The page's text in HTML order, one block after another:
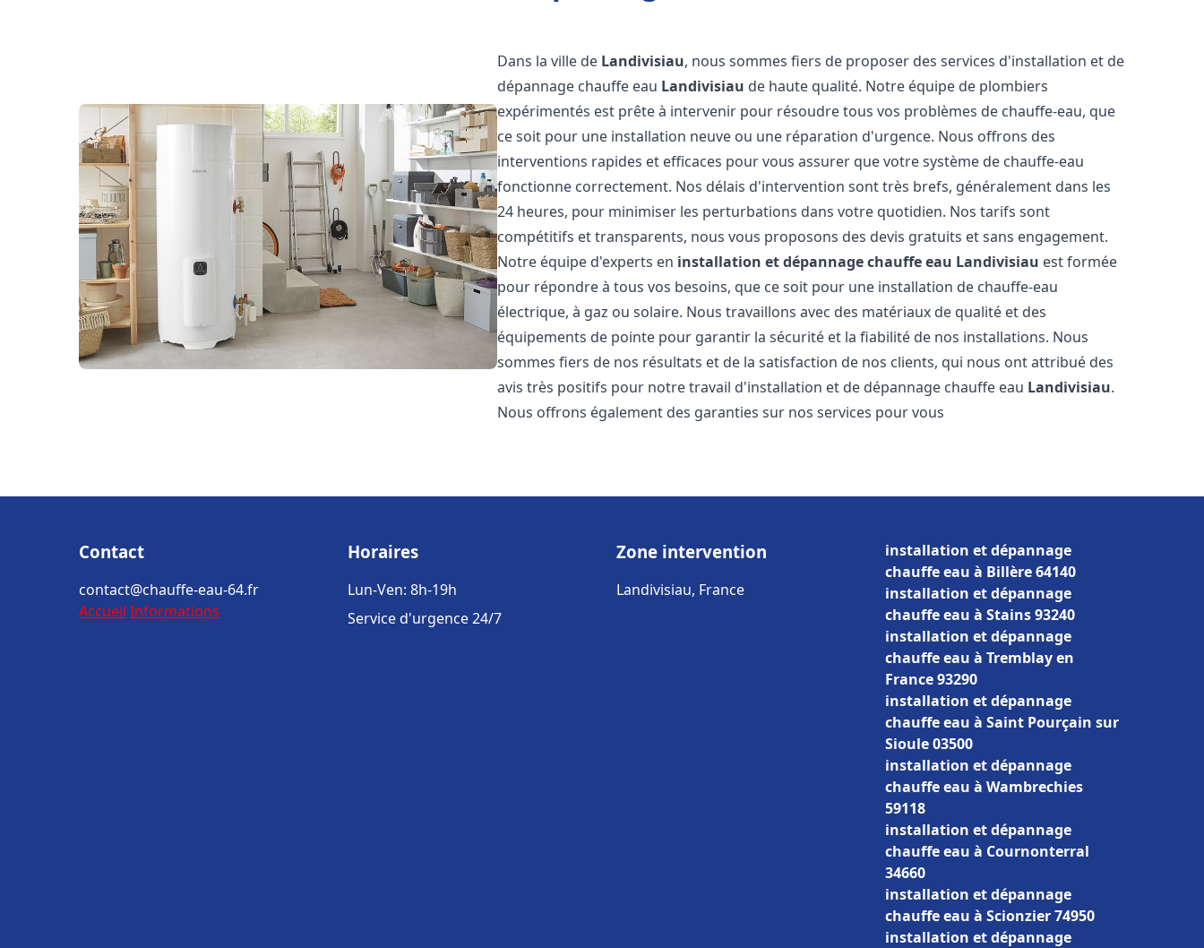
Dans la ville de Landivisiau, nous sommes fiers de proposer des services d'installation et de
dépannage chauffe eau Landivisiau de haute qualité. Notre équipe de plombiers
expérimentés est prête à intervenir pour résoudre tous vos problèmes de chauffe-eau, que
ce soit pour une installation neuve ou une réparation d'urgence. Nous offrons des
interventions rapides et efficaces pour vous assurer que votre système de chauffe-eau
fonctionne correctement. Nos délais d'intervention sont très brefs, généralement dans les
24 heures, pour minimiser les perturbations dans votre quotidien. Nos tarifs sont
compétitifs et transparents, nous vous proposons des devis gratuits et sans engagement.
Notre équipe d'experts en installation et dépannage chauffe eau Landivisiau est formée
pour répondre à tous vos besoins, que ce soit pour une installation de chauffe-eau
électrique, à gaz ou solaire. Nous travaillons avec des matériaux de qualité et des
équipements de pointe pour garantir la sécurité et la fiabilité de nos installations. Nous
sommes fiers de nos résultats et de la satisfaction de nos clients, qui nous ont attribué des
avis très positifs pour notre travail d'installation et de dépannage chauffe eau Landivisiau.
Nous offrons également des garanties sur nos services pour vous
Contact
contact@chauffe-eau-64.fr
Accueil Informations
Horaires
Lun-Ven: 8h-19h
Service d'urgence 24/7
Zone intervention
Landivisiau, France
installation et dépannage
chauffe eau à Billère 64140
installation et dépannage
chauffe eau à Stains 93240
installation et dépannage
chauffe eau à Tremblay en
France 93290
installation et dépannage
chauffe eau à Saint Pourçain sur
Sioule 03500
installation et dépannage
chauffe eau à Wambrechies
59118
installation et dépannage
chauffe eau à Cournonterral
34660
installation et dépannage
chauffe eau à Scionzier 74950
installation et dépannage